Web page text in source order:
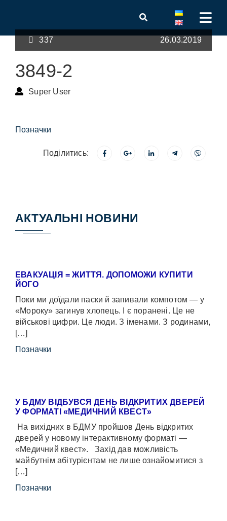
337 26.03.2019
3849-2
Super User
Позначки
Поділитись:
АКТУАЛЬНІ НОВИНИ
ЕВАКУАЦІЯ = ЖИТТЯ. ДОПОМОЖИ КУПИТИ
ЙОГО
Поки ми доїдали паски й запивали компотом — у
«Мороку» загинув хлопець. І є поранені. Це не
військові цифри. Це люди. З іменами. З родинами,
[…]
Позначки
У БДМУ ВІДБУВСЯ ДЕНЬ ВІДКРИТИХ ДВЕРЕЙ
У ФОРМАТІ «МЕДИЧНИЙ КВЕСТ»
На вихідних в БДМУ пройшов День відкритих
дверей у новому інтерактивному форматі —
«Медичний квест». Захід дав можливість
майбутнім абітурієнтам не лише ознайомитися з
[…]
Позначки